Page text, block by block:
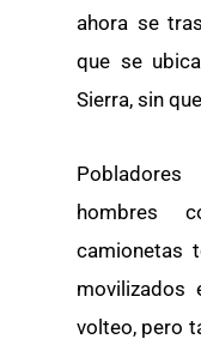
ahora se
que se
Sierra, sin
hombres
camionetas
movilizados
volteo, pero